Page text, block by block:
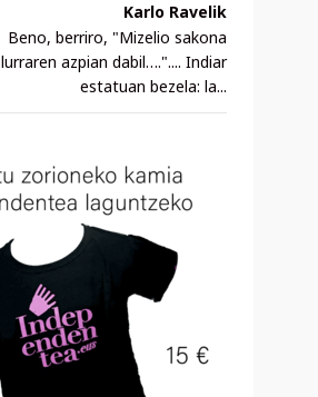
Karlo Ravelik
Beno, berriro, "Mizelio sakona
lurraren azpian dabil….".... Indiar
estatuan bezela: la...